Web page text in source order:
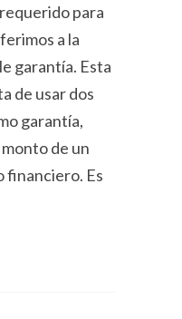
para
a la
garantía. Esta
de usar dos
garantía,
de un
financiero. Es